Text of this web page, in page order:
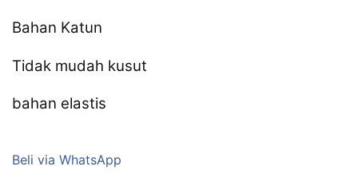
Bahan Katun
Tidak mudah kusut
bahan elastis
Beli via WhatsApp